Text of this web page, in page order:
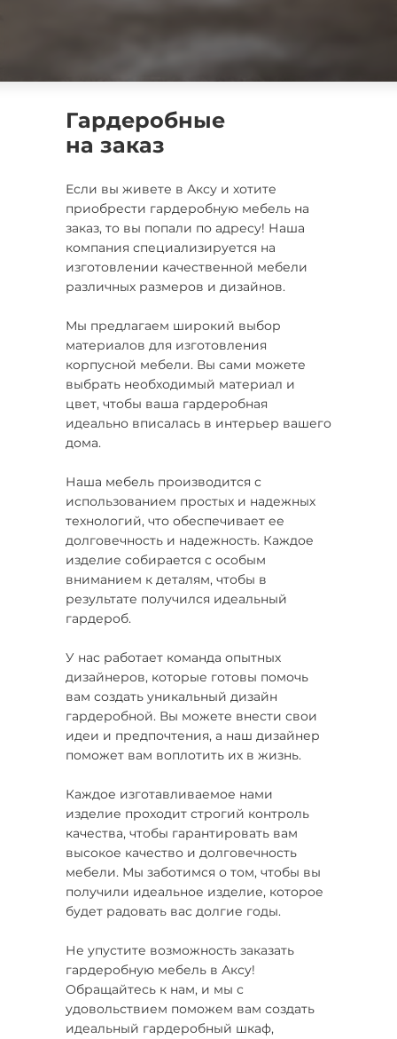
Если вы живете в Аксу и хотите
приобрести гардеробную мебель на
заказ, то вы попали по адресу! Наша
компания специализируется на
изготовлении качественной мебели
различных размеров и дизайнов.
Мы предлагаем широкий выбор
материалов для изготовления
корпусной мебели. Вы сами можете
выбрать необходимый материал и
цвет, чтобы ваша гардеробная
идеально вписалась в интерьер вашего
дома.
Наша мебель производится с
использованием простых и надежных
технологий, что обеспечивает ее
долговечность и надежность. Каждое
изделие собирается с особым
вниманием к деталям, чтобы в
результате получился идеальный
гардероб.
У нас работает команда опытных
дизайнеров, которые готовы помочь
вам создать уникальный дизайн
гардеробной. Вы можете внести свои
идеи и предпочтения, а наш дизайнер
поможет вам воплотить их в жизнь.
Каждое изготавливаемое нами
изделие проходит строгий контроль
качества, чтобы гарантировать вам
высокое качество и долговечность
мебели. Мы заботимся о том, чтобы вы
получили идеальное изделие, которое
будет радовать вас долгие годы.
Не упустите возможность заказать
гардеробную мебель в Аксу!
Обращайтесь к нам, и мы с
удовольствием поможем вам создать
идеальный гардеробный шкаф,
Гардеробные
на заказ